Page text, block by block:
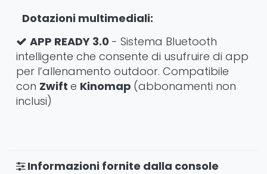
Dotazioni multimediali:
APP READY 3.0 - Sistema Bluetooth
intelligente che consente di usufruire di app
per l’allenamento outdoor. Compatibile
con Zwift e Kinomap (abbonamenti non
inclusi)
Informazioni fornite dalla console